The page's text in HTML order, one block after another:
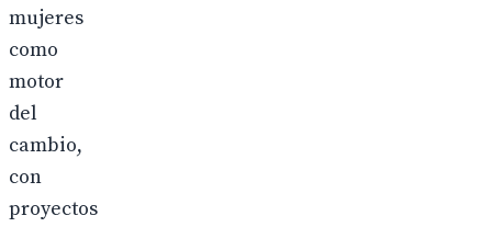
mujeres
como
motor
del
cambio,
con
proyectos